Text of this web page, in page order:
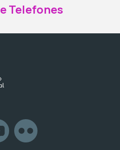
Telefones